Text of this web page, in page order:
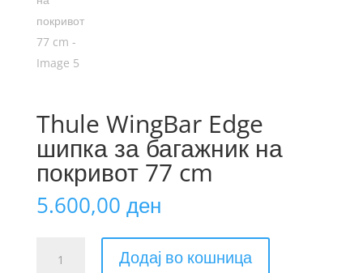
Thule WingBar Edge
шипка за багажник на
покривот 77 cm
5.600,00 ден
WingBar
Додај во кошница